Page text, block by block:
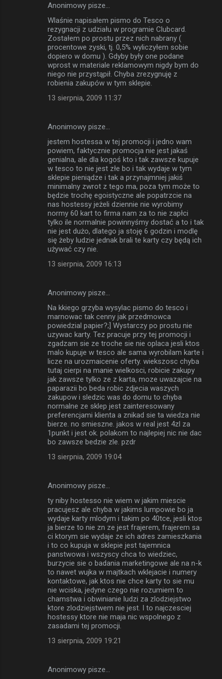
Anonimowy pisze…
Wlaśnie napisałem pismo do Tesco o
rezygnacji z udziału w programie Clubcard.
Zostałem po prostu przez nich nabrany (
procentowe zyski, tj. 0,5% wyliczyłem sobie
dopiero w domu ). Gdyby były one podane
wprost w materiale reklamowym nigdy bym do
niego nie przystąpił. Chyba zrezygnuję z
robienia zakupów w tym sklepie.
13 sierpnia, 2009 11:37
Anonimowy pisze…
jestem hostessa w tej promocji i jedno wam
powiem, faktycznie promocja nie jest jakaś
genialna, ale dla kogoś kto i tak zawsze kupuje
w tesco to nie jest złe bo i tak wydaje w tym
sklepie pieniądze i tak a przynajmniej jakiś
minimalny zwrot z tego ma, poza tym może to
będzie trochę egoistyczne ale popatrzcie na
nas hostessy jeżeli dziennie nie wyrobimy
normy 60 kart to firma nam za to nie zapłci
tylko ile normalnie powinnyśmy dostać a to i tak
nie jest dużo, dlatego ja stoję 6 godzin i modlę
się żeby ludzie jednak brali te karty czy będą ich
używać czy nie.
13 sierpnia, 2009 16:13
Anonimowy pisze…
Na kkiego grzyba wysylac pismo do tesco i
marnowac tak cenny jak przedmowca
powiedzial papier?;] Wystarczy po prostu nie
uzywac karty. Tez pracuje przy tej promocji i
zgadzam sie ze troche sie nie oplaca jesli ktos
malo kupuje w tesco ale sama wyrobilam karte i
licze na urozmaicenie oferty. wiekszosc chyba
tutaj cierpi na manie wielkosci, robicie zakupy
jak zawsze tylko ze z karta, moze uwazajcie na
paparazii bo beda robic zdjecia waszych
zakupow i sledzic was do domu to chyba
normalne ze sklep jest zainteresowany
preferencjami klienta a znikad sie ta wiedza nie
bierze. no smieszne. jakos w real jest 4zl za
1punkt i jest ok. polakom to najlepiej nic nie dac
bo zawsze bedzie zle. pzdr
13 sierpnia, 2009 19:04
Anonimowy pisze…
ty niby hostesso nie wiem w jakim miescie
pracujesz ale chyba w jakims lumpowie bo ja
wydaje karty mlodym i takim po 40tce, jesli ktos
ja bierze to nie zn ze jest frajerem, frajerem sa
ci ktorym sie wydaje ze ich adres zamieszkania
i to co kupuja w sklepie jest tajemnica
panstwowa i wszyscy chca to wiedziec,
burzycie sie o badania marketingowe ale na n-k
to nawet wujka w majtkach wklejacie i numery
kontaktowe, jak ktos nie chce karty to sie mu
nie wciska, jedyne czego nie rozumiem to
chamstwa i obwinianie ludzi za zlodziejstwo
ktore zlodziejstwem nie jest. I to najczesciej
hostessy ktore nie maja nic wspolnego z
zasadami tej promocji.
13 sierpnia, 2009 19:21
Anonimowy pisze…